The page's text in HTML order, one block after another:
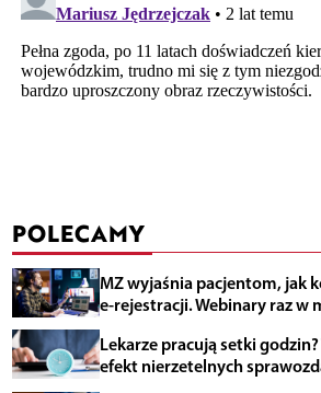
POLECAMY
MZ wyjaśnia pacjentom, jak
e-rejestracji. Webinary raz w
Lekarze pracują setki
efekt nierzetelnych